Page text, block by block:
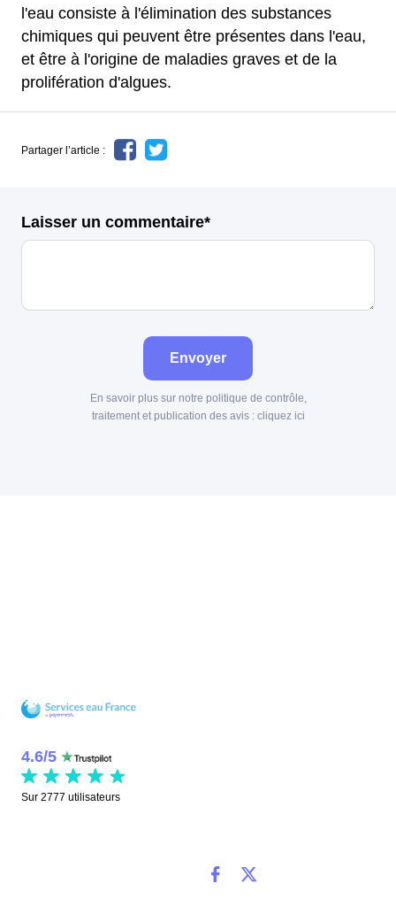
l'eau consiste à l'élimination des substances
chimiques qui peuvent être présentes dans l'eau,
et être à l'origine de maladies graves et de la
prolifération d'algues.
Partager l’article :
Laisser un commentaire*
Envoyer
En savoir plus sur notre politique de contrôle,
traitement et publication des avis : cliquez ici
4.6/5
Sur 2777 utilisateurs